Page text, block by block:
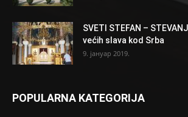
SVETI STEFAN –
većih slava kod Srba
9. јануар 2019.
POPULARNA KATEGORIJA